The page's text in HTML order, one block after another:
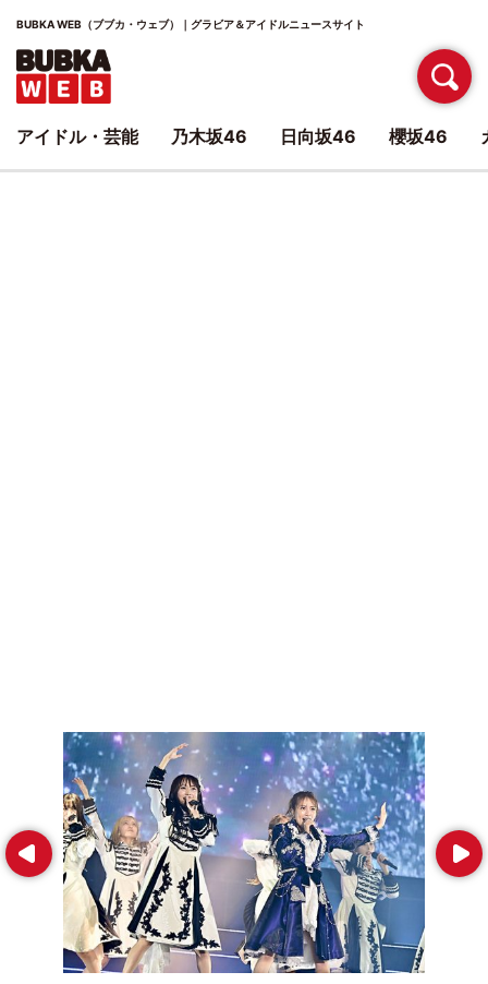
BUBKA WEB（ブブカ・ウェブ）｜グラビア＆アイドルニュースサイト
Prev Next
アイドル・芸能 乃木坂46 日向坂46 櫻坂46